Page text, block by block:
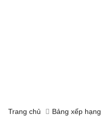
Trang chủ Bảng xếp hạng